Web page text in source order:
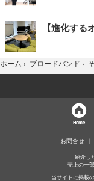
【進化する
ホーム › ブロードバンド ›
Home
お問合せ
紹介し
売上の一
当サイトに掲載